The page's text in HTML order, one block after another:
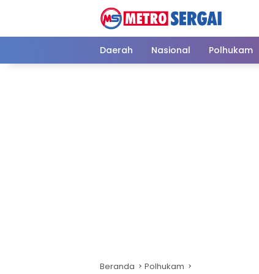
Daerah Nasional Polhukam
Beranda Polhukam